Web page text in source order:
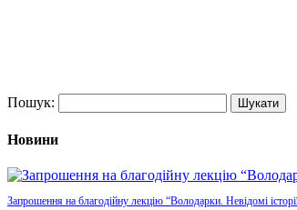
Пошук:
Новини
Запрошення на благодійну лекцію “Володарки. Невідомі